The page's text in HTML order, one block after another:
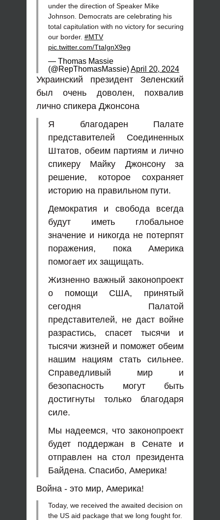
under the direction of Speaker Mike
Johnson. Democrats are celebrating his
total capitulation with no victory for securing
our border. #MTV
pic.twitter.com/TtaIgnX9eg
— Thomas Massie
(@RepThomasMassie)April 20, 2024
Украинский президент Зеленский
был очень доволен, похвалив
лично спикера Джонсона
Я благодарен Палате
представителей Соединенных
Штатов, обеим партиям и лично
спикеру Майку Джонсону за
решение, которое сохраняет
историю на правильном пути.
Демократия и свобода всегда
будут иметь глобальное
значение и никогда не потерпят
поражения, пока Америка
помогает их защищать.
Жизненно важный законопроект
о помощи США, принятый
сегодня Палатой
представителей, не даст войне
разрастись, спасет тысячи и
тысячи жизней и поможет обеим
нашим нациям стать сильнее.
Справедливый мир и
безопасность могут быть
достигнуты только благодаря
силе.
Мы надеемся, что законопроект
будет поддержан в Сенате и
отправлен на стол президента
Байдена. Спасибо, Америка!
Война - это мир, Америка!
Today, we received the awaited decision on
the US aid package that we long fought for.